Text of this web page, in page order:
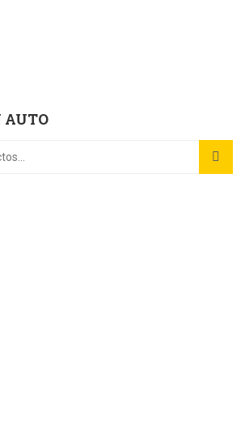
AUTO